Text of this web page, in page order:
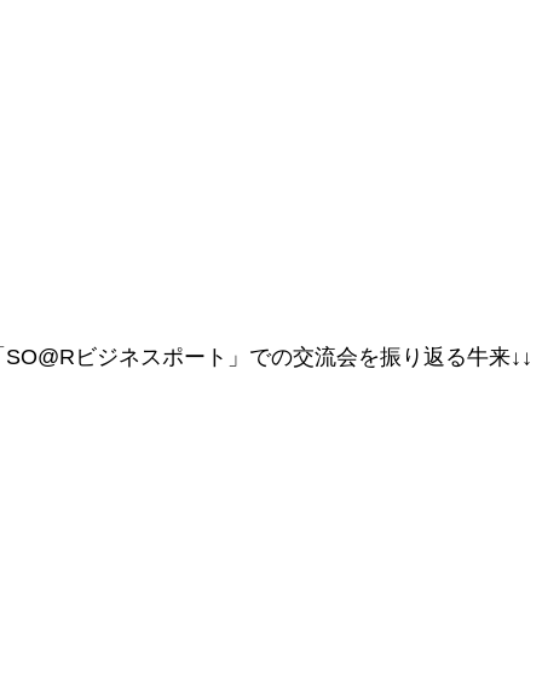
SO@Rビジネスポート」での交流会を振り返る牛来↓↓